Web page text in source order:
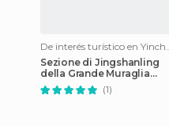
De interés
Sezione di Jingshanling
della Grande Muraglia
Cinese
(1)